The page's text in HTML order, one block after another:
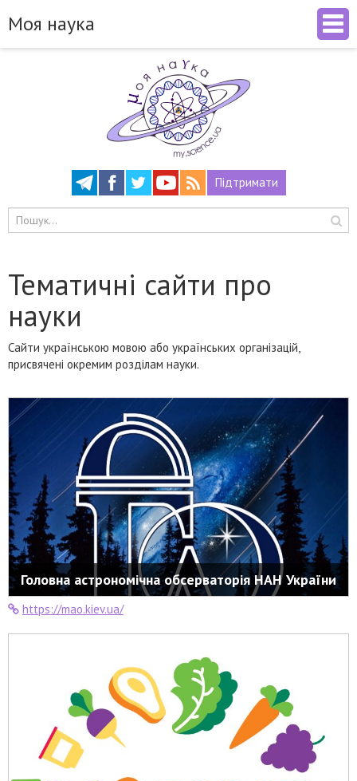
Підтримати
Моя наука
Тематичні сайти про
науки
Сайти українською мовою або українських організацій,
присвячені окремим розділам науки.
Головна астрономічна обсерваторія НАН України
https://mao.kiev.ua/